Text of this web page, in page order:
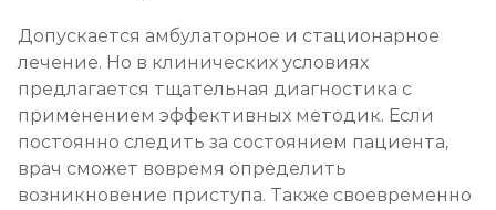
Допускается амбулаторное и стационарное
лечение. Но в клинических условиях
предлагается тщательная диагностика с
применением эффективных методик. Если
постоянно следить за состоянием пациента,
врач сможет вовремя определить
возникновение приступа. Также своевременно